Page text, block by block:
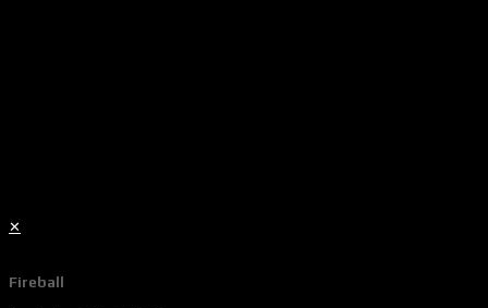
✕
Fireball